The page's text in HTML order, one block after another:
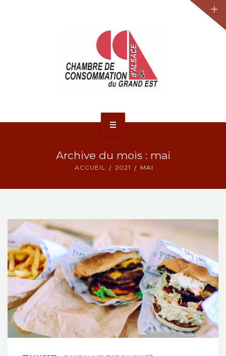
ACTUALITÉS
NOS ACTIONS
CONTACT
Archive du mois : mai
ACCUEIL 2021 MAI